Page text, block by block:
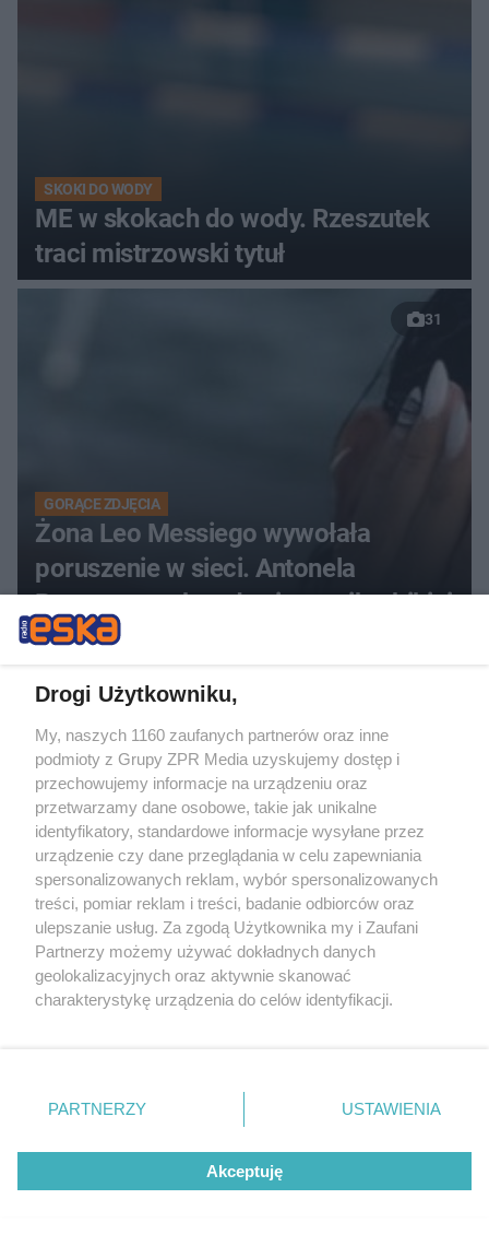
SKOKI DO WODY
ME w skokach do wody. Rzeszutek
traci mistrzowski tytuł
31
GORĄCE ZDJĘCIA
Żona Leo Messiego wywołała
poruszenie w sieci. Antonela
Roccuzzo pokazała się w mikrobikini
EWA WOYDYŁŁO PRZEPRASZA
Ewa Woydyłło kaja się po
skandalicznych słowach o Idze
Świątek. "Jest mi wstyd"
ZOBACZ WIĘCEJ
Drogi Użytkowniku,
My, naszych 1160 zaufanych partnerów oraz inne
podmioty z Grupy ZPR Media uzyskujemy dostęp i
przechowujemy informacje na urządzeniu oraz
przetwarzamy dane osobowe, takie jak unikalne
identyfikatory, standardowe informacje wysyłane przez
urządzenie czy dane przeglądania w celu zapewniania
spersonalizowanych reklam, wybór spersonalizowanych
treści, pomiar reklam i treści, badanie odbiorców oraz
ulepszanie usług. Za zgodą Użytkownika my i Zaufani
Partnerzy możemy używać dokładnych danych
geolokalizacyjnych oraz aktywnie skanować
charakterystykę urządzenia do celów identyfikacji.
zmienić/wycofać klikając przycisk ustawień prywatności
znajdujący się w lewym dolnym rogu strony
rodzaje przetwarzania danych nie wymagają zgody
użytkownika, ale masz prawo sprzeciwić się takiemu
przetwarzaniu. Preferencje będą miały zastosowanie tylko
PARTNERZY USTAWIENIA
Akceptuję